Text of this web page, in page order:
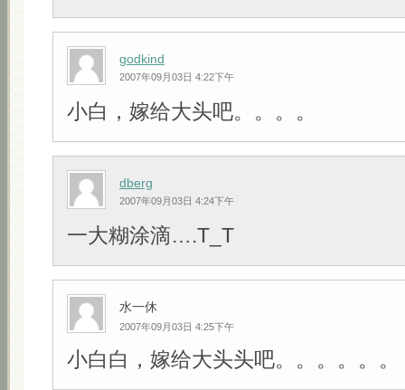
godkind
2007年09月03日 4:22下午
小白，嫁给大头吧。。。。
dberg
2007年09月03日 4:24下午
一大糊涂滴….T_T
水一休
2007年09月03日 4:25下午
小白白，嫁给大头头吧。。。。。。